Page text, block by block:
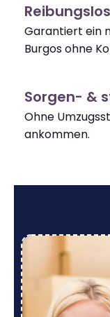
Garantiert ein
Burgos ohne
Sorgen- &
Ohne
ankommen.